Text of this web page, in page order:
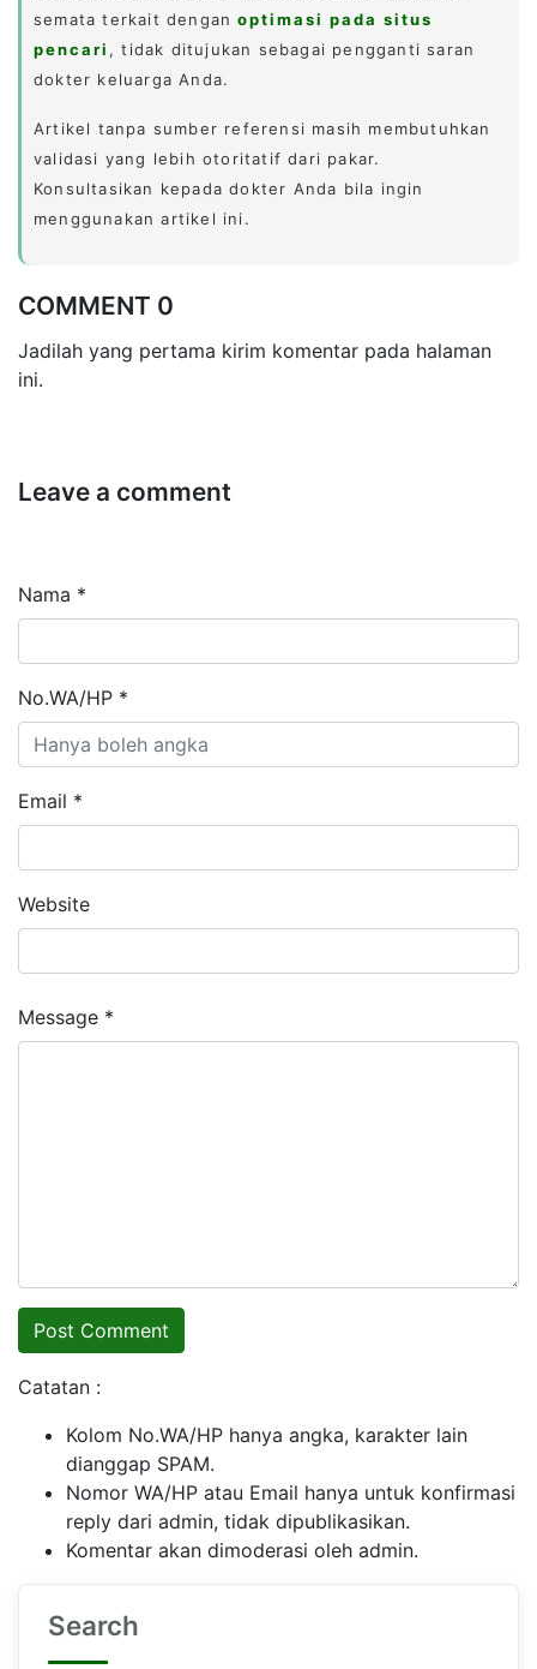
semata terkait denganoptimasi pada situs
pencari , tidak ditujukan sebagai pengganti saran
dokter keluarga Anda.
Artikel tanpa sumber referensi masih membutuhkan
validasi yang lebih otoritatif dari pakar.
Konsultasikan kepada dokter Anda bila ingin
menggunakan artikel ini.
COMMENT 0
Jadilah yang pertama kirim komentar pada halaman
ini.
Leave a comment
Nama *
No.WA/HP *
Email *
Website
Message *
Catatan :
Kolom No.WA/HP hanya angka, karakter lain
dianggap SPAM.
Nomor WA/HP atau Email hanya untuk konfirmasi
reply dari admin, tidak dipublikasikan.
Komentar akan dimoderasi oleh admin.
Search